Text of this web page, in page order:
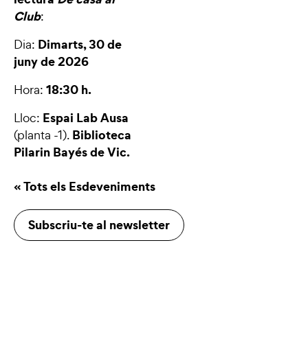
Club:
Dia: Dimarts, 30 de
juny de 2026
Hora: 18:30 h.
Lloc: Espai Lab Ausa
(planta -1). Biblioteca
Pilarin Bayés de Vic.
« Tots els Esdeveniments
Subscriu-te al newsletter